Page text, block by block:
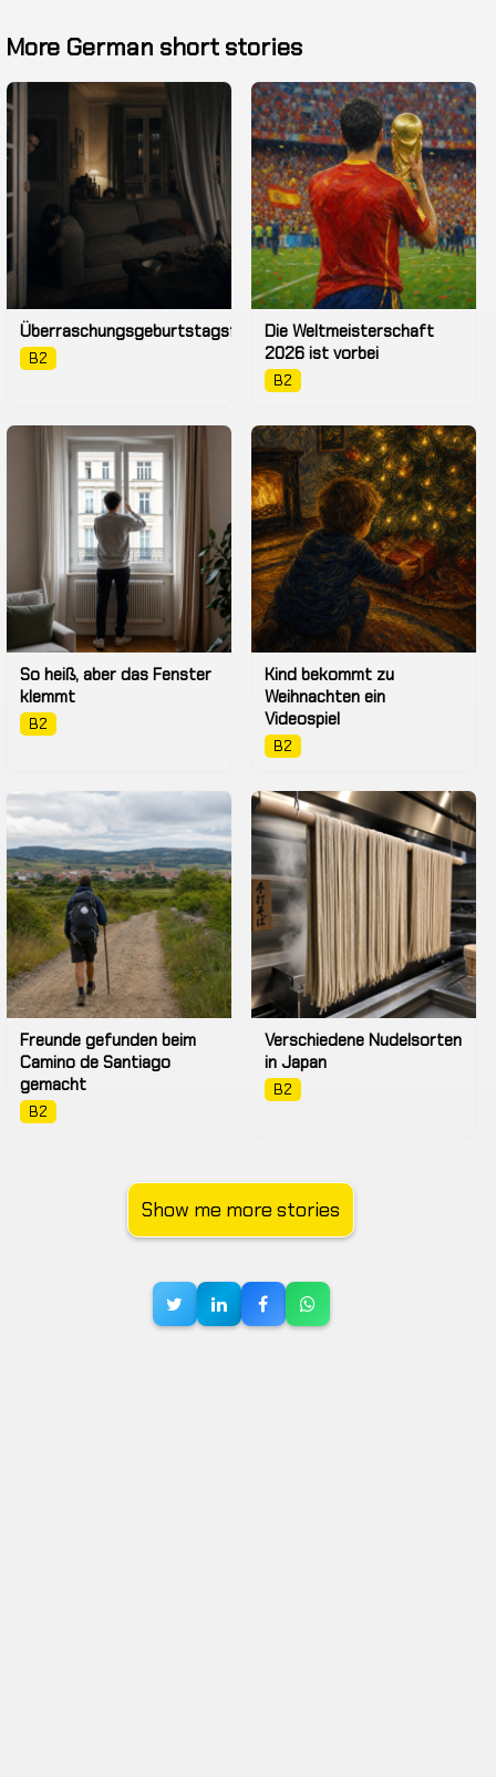
More German short stories
Überraschungsgeburtstagsfeier
B2
Die Weltmeisterschaft
2026 ist vorbei
B2
So heiß, aber das Fenster
klemmt
B2
Kind bekommt zu
Weihnachten ein
Videospiel
B2
Freunde gefunden beim
Camino de Santiago
gemacht
B2
Verschiedene Nudelsorten
in Japan
B2
Show me more stories